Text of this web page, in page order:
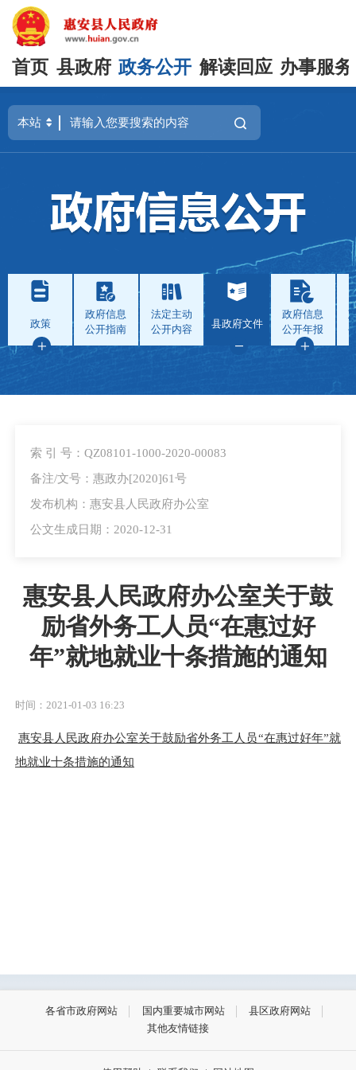
首页 县政府 政务公开 解读回应 办事服务
政策
政府信息
公开指南
法定主动
公开内容
县政府文件
政府信息
公开年报
索 引 号：QZ08101-1000-2020-00083
备注/文号：惠政办[2020]61号
发布机构：惠安县人民政府办公室
公文生成日期：2020-12-31
惠安县人民政府办公室关于鼓
励省外务工人员“在惠过好
年”就地就业十条措施的通知
时间：2021-01-03 16:23
惠安县人民政府办公室关于鼓励省外务工人员“在惠过好年”就
地就业十条措施的通知
各省市政府网站 国内重要城市网站
县区政府网站
其他友情链接